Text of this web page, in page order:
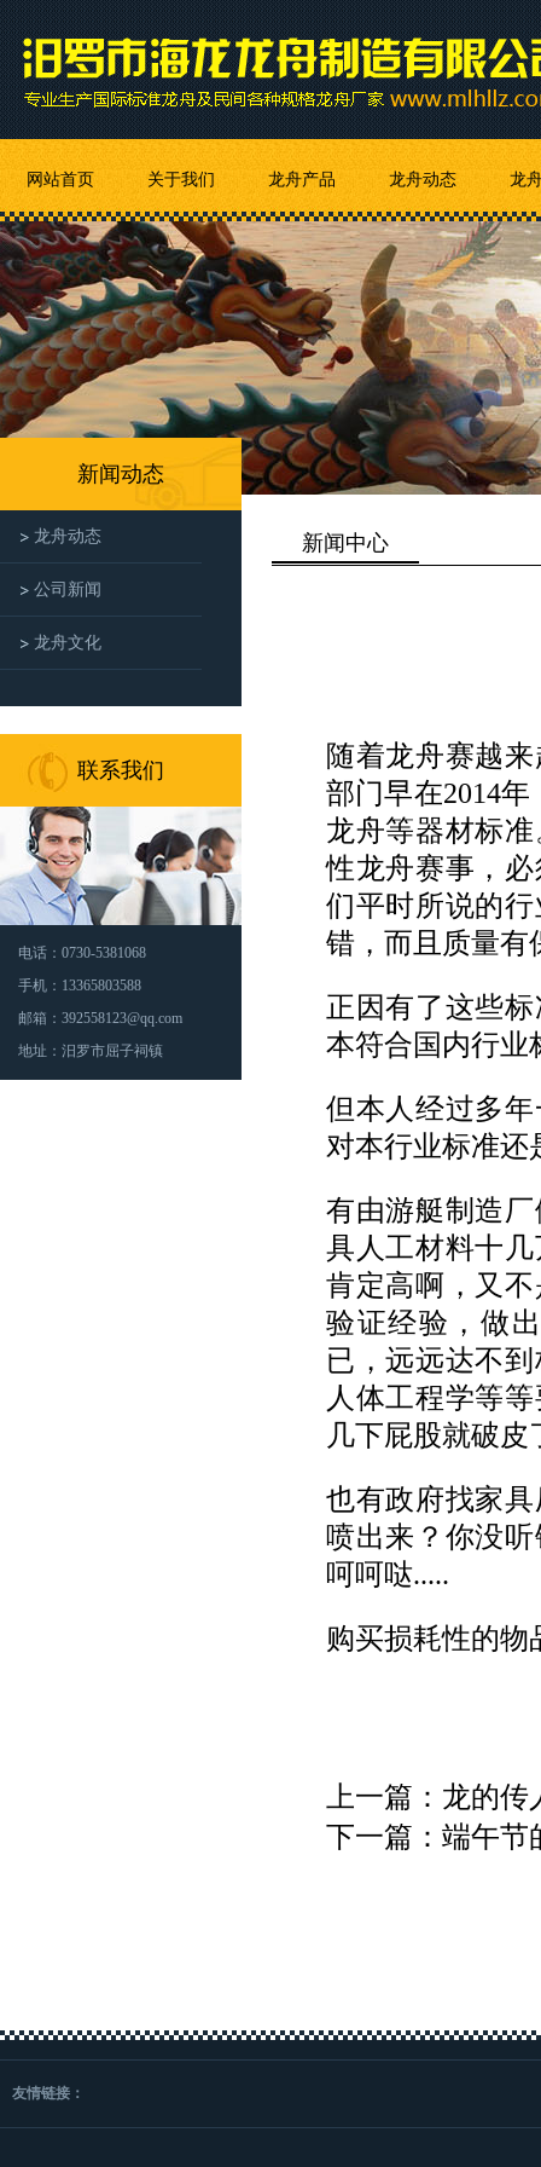
网站首页 关于我们 龙舟产品 龙舟动态 龙
新闻动态
龙舟动态
公司新闻
龙舟文化
联系我们
电话：0730-5381068
手机：13365803588
邮箱：392558123@qq.com
地址：汨罗市屈子祠镇
新闻中心
随着龙舟赛越
部门早在2014
龙舟等器材标
性龙舟赛事，
们平时所说的
错，而且质量有
正因有了这些
本符合国内行业
但本人经过多
对本行业标准还
有由游艇制造
具人工材料十
肯定高啊，又
验证经验，做
已，远远达不
人体工程学等
几下屁股就破
也有政府找家
喷出来？你没
呵呵哒.....
购买损耗性的物
上一篇：龙的
下一篇：端午节
友情链接：